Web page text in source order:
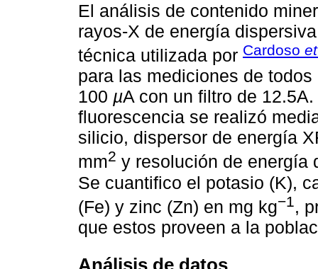
El análisis de contenido
rayos-X de energía
técnica utilizada por Cardoso
para las mediciones de
100 µA con un filtro de
fluorescencia se realizó
silicio, dispersor de energía
mm2 y resolución de energía
Se cuantifico el potasio (K),
(Fe) y zinc (Zn) en mg kg−1,
que estos proveen a la
Análisis de datos